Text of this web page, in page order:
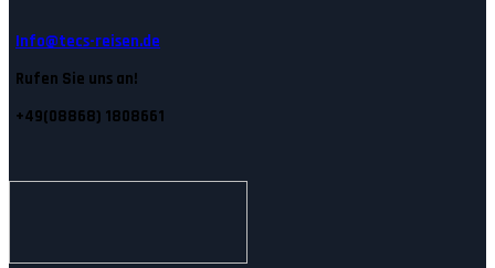
Info@tecs-reisen.de
Rufen Sie uns an!
+49(08868) 1808661